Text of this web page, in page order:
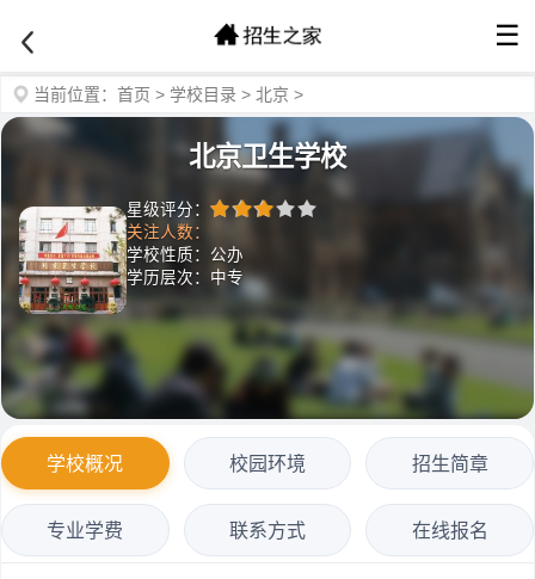
☰
当前位置： 首页 > 学校目录 > 北京 >
北京卫生学校
星级评分：
关注人数：
学校性质：公办
学历层次：中专
学校概况 校园环境 招生简章
专业学费 联系方式 在线报名